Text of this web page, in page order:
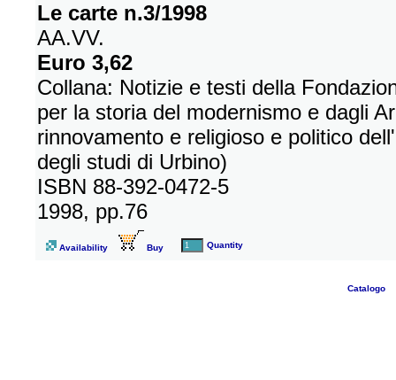
Le carte n.3/1998
AA.VV.
Euro 3,62
Collana: Notizie e testi della
per la storia del modernismo e dagli
rinnovamento e religioso e politico
degli studi di Urbino)
ISBN 88-392-0472-5
1998, pp.76
Availability Buy Quantity
Catalogo